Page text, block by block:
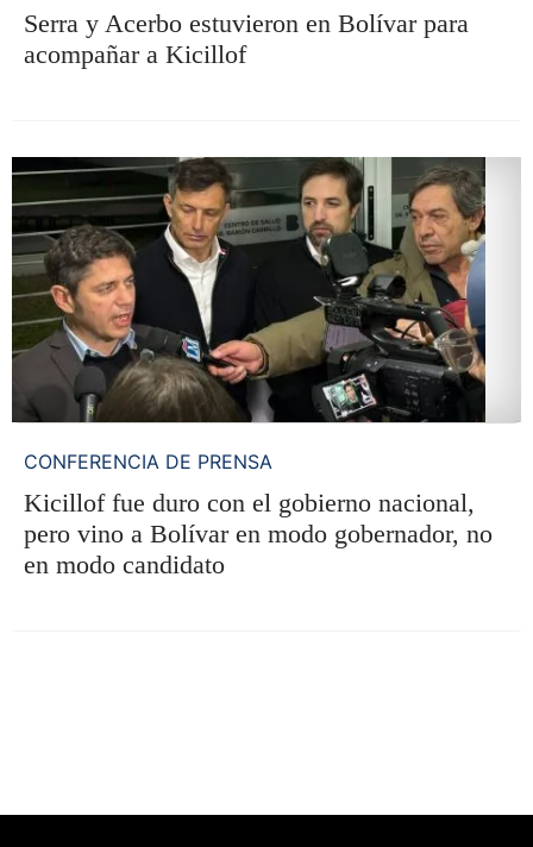
Serra y Acerbo estuvieron en Bolívar para
acompañar a Kicillof
CONFERENCIA DE PRENSA
Kicillof fue duro con el gobierno nacional,
pero vino a Bolívar en modo gobernador, no
en modo candidato